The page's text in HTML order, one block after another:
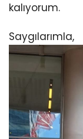
kalıyorum.
Saygılarımla,